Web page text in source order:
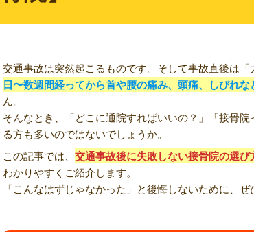
交通事故は突然起こるものです。そして事故直後は「
日〜数週間経ってから首や腰の痛み、頭痛、しびれ
ん。
そんなとき、「どこに通院すればいいの？」「接骨
る方も多いのではないでしょうか。
この記事では、 交通事故後に失敗しない接骨院の選び
わかりやすくご紹介します。
「こんなはずじゃなかった」と後悔しないために、ぜ